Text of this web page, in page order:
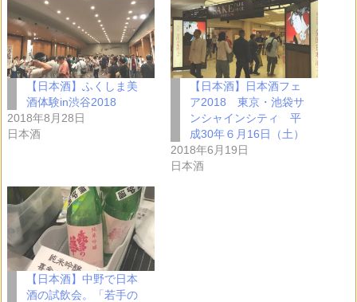
み
中…
【日本酒】ふくしま美
酒体験in渋谷2018
2018年8月28日
日本酒
【日本酒】日本酒フェ
ア2018 東京・池袋サ
ンシャインシティ 平
成30年６月16日（土）
2018年6月19日
日本酒
【日本酒】中野で日本
酒の試飲会。「若手の